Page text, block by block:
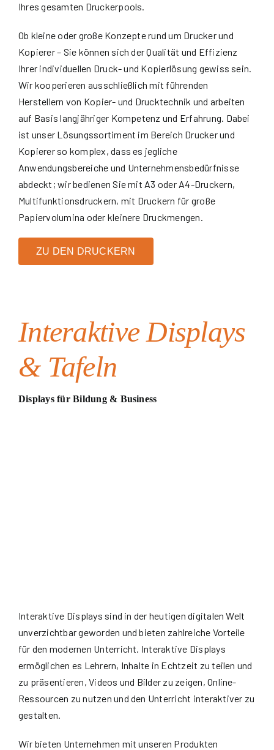
Ihres gesamten Druckerpools.
Ob kleine oder große Konzepte rund um Drucker und
Kopierer – Sie können sich der Qualität und Effizienz
Ihrer individuellen Druck- und Kopierlösung gewiss sein.
Wir kooperieren ausschließlich mit führenden
Herstellern von Kopier- und Drucktechnik und arbeiten
auf Basis langjähriger Kompetenz und Erfahrung. Dabei
ist unser Lösungssortiment im Bereich Drucker und
Kopierer so komplex, dass es jegliche
Anwendungsbereiche und Unternehmensbedürfnisse
abdeckt; wir bedienen Sie mit A3 oder A4-Druckern,
Multifunktionsdruckern, mit Druckern für große
Papiervolumina oder kleinere Druckmengen.
ZU DEN DRUCKERN
Interaktive Displays
& Tafeln
Displays für Bildung & Business
Interaktive Displays sind in der heutigen digitalen Welt
unverzichtbar geworden und bieten zahlreiche Vorteile
für den modernen Unterricht. Interaktive Displays
ermöglichen es Lehrern, Inhalte in Echtzeit zu teilen und
zu präsentieren, Videos und Bilder zu zeigen, Online-
Ressourcen zu nutzen und den Unterricht interaktiver zu
gestalten.
Wir bieten Unternehmen mit unseren Produkten